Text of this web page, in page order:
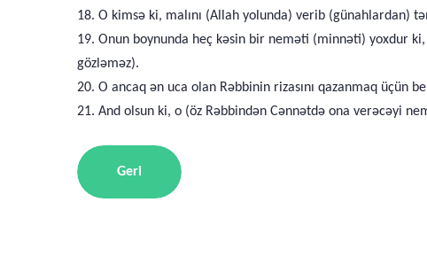
18. O kimsə ki, malını (Allah yolunda) verib (günahlardan)
19. Onun boynunda heç kəsin bir neməti (minnəti) yoxdur
gözləməz).
20. O ancaq ən uca olan Rəbbinin rizasını qazanmaq üçün
21. And olsun ki, o (öz Rəbbindən Cənnətdə ona verəcəyi
Geri